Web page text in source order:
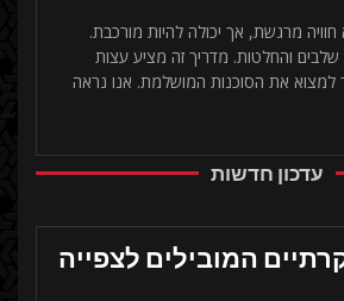
חוויה מרגשת, אך יכולה להיות מורכבת.
והחלטות. מדריך זה מציע עצות
למצוא את הסוכנות המושלמת. אנו נראה
עדכון חדשות
המובילים לצפייה